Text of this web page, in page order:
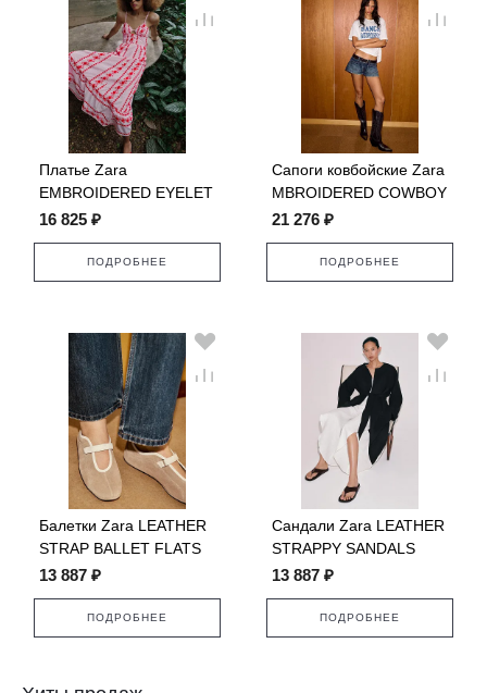
Платье Zara
EMBROIDERED EYELET
MIDI
16 825 ₽
ПОДРОБНЕЕ
Сапоги ковбойские Zara
MBROIDERED COWBOY
21 276 ₽
ПОДРОБНЕЕ
Балетки Zara LEATHER
STRAP BALLET FLATS
13 887 ₽
ПОДРОБНЕЕ
Сандали Zara LEATHER
STRAPPY SANDALS
13 887 ₽
ПОДРОБНЕЕ